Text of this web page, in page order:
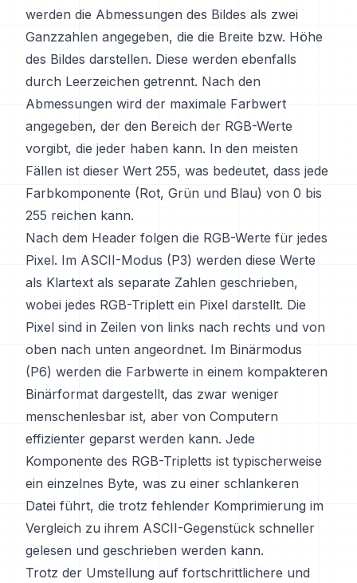
werden die Abmessungen des Bildes als zwei
Ganzzahlen angegeben, die die Breite bzw. Höhe
des Bildes darstellen. Diese werden ebenfalls
durch Leerzeichen getrennt. Nach den
Abmessungen wird der maximale Farbwert
angegeben, der den Bereich der RGB-Werte
vorgibt, die jeder haben kann. In den meisten
Fällen ist dieser Wert 255, was bedeutet, dass jede
Farbkomponente (Rot, Grün und Blau) von 0 bis
255 reichen kann.
Nach dem Header folgen die RGB-Werte für jedes
Pixel. Im ASCII-Modus (P3) werden diese Werte
als Klartext als separate Zahlen geschrieben,
wobei jedes RGB-Triplett ein Pixel darstellt. Die
Pixel sind in Zeilen von links nach rechts und von
oben nach unten angeordnet. Im Binärmodus
(P6) werden die Farbwerte in einem kompakteren
Binärformat dargestellt, das zwar weniger
menschenlesbar ist, aber von Computern
effizienter geparst werden kann. Jede
Komponente des RGB-Tripletts ist typischerweise
ein einzelnes Byte, was zu einer schlankeren
Datei führt, die trotz fehlender Komprimierung im
Vergleich zu ihrem ASCII-Gegenstück schneller
gelesen und geschrieben werden kann.
Trotz der Umstellung auf fortschrittlichere und